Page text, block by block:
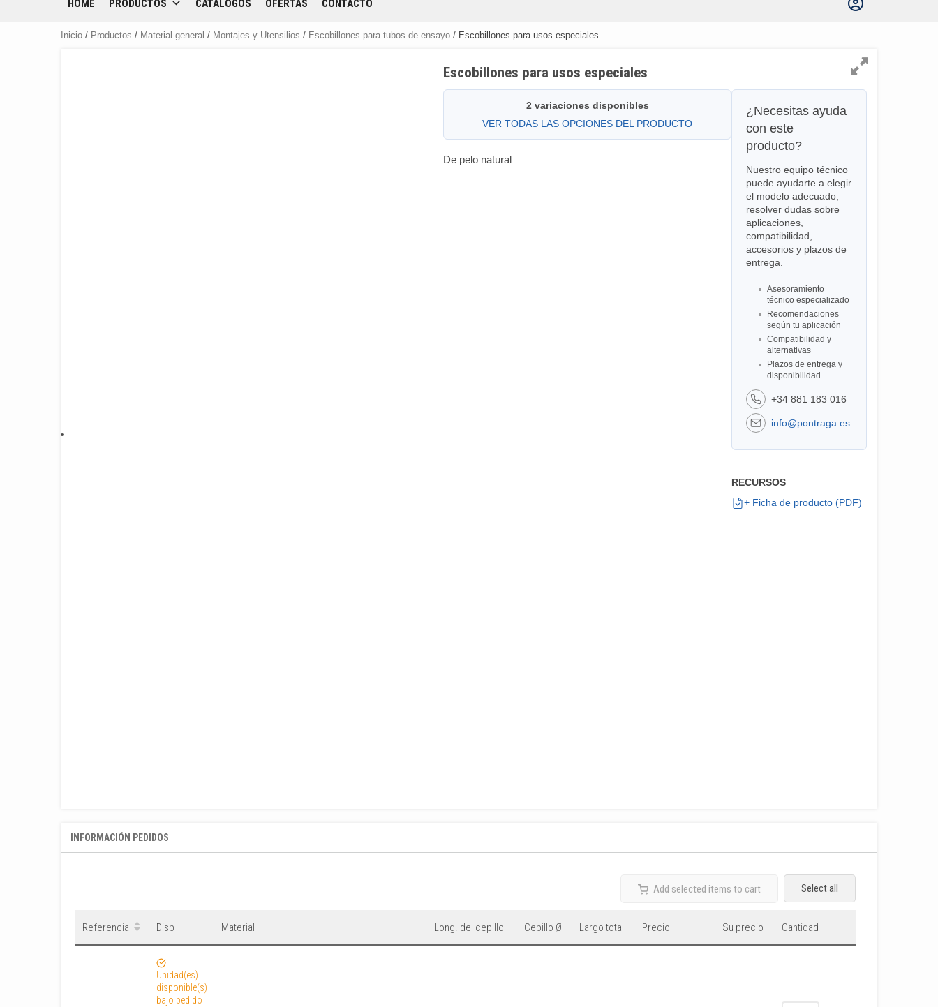
HOME PRODUCTOS CATÁLOGOS OFERTAS CONTACTO
Inicio / Productos / Material general / Montajes y Utensilios / Escobillones para tubos de ensayo / Escobillones para usos especiales
Escobillones para usos especiales
2 variaciones disponibles
VER TODAS LAS OPCIONES DEL PRODUCTO
De pelo natural
¿Necesitas ayuda
con este
producto?
Nuestro equipo técnico
puede ayudarte a elegir
el modelo adecuado,
resolver dudas sobre
aplicaciones,
compatibilidad,
accesorios y plazos de
entrega.
Asesoramiento
técnico especializado
Recomendaciones
según tu aplicación
Compatibilidad y
alternativas
Plazos de entrega y
disponibilidad
+34 881 183 016
info@pontraga.es
RECURSOS
+ Ficha de producto (PDF)
INFORMACIÓN PEDIDOS
Add selected items to cart Select all
Referencia Disp Material Long. del cepillo Cepillo Ø Largo total Precio Su precio Cantidad
Unidad(es)
disponible(s)
bajo pedido